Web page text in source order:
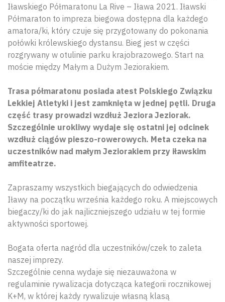
Iławskiego Półmaratonu La Rive – Iława 2021. Iławski
Półmaraton to impreza biegowa dostępna dla każdego
amatora/ki, który czuje się przygotowany do pokonania
połówki królewskiego dystansu. Bieg jest w części
rozgrywany w otulinie parku krajobrazowego. Start na
moście między Małym a Dużym Jeziorakiem.
Trasa półmaratonu posiada atest Polskiego Związku
Lekkiej Atletyki i jest zamknięta w jednej pętli. Druga
część trasy prowadzi wzdłuż Jeziora Jeziorak.
Szczególnie urokliwy wydaje się ostatni jej odcinek
wzdłuż ciągów pieszo-rowerowych. Meta czeka na
uczestników nad małym Jeziorakiem przy iławskim
amfiteatrze.
Zapraszamy wszystkich biegających do odwiedzenia
Iławy na początku września każdego roku. A miejscowych
biegaczy/ki do jak najliczniejszego udziału w tej formie
aktywności sportowej.
Bogata oferta nagród dla uczestników/czek to zaleta
naszej imprezy.
Szczególnie cenna wydaje się niezauważona w
regulaminie rywalizacja dotycząca kategorii rocznikowej
K+M, w której każdy rywalizuje własną klasą